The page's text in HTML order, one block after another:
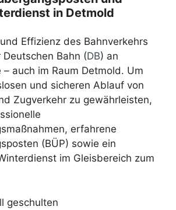
in Detmold
Effizienz des Bahnverkehrs
Bahn (DB) an
auch im Raum Detmold. Um
und sicheren Ablauf von
Zugverkehr zu gewährleisten,
erfahrene
(BÜP) sowie ein
im Gleisbereich zum
geschulten